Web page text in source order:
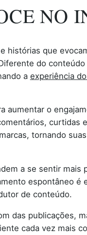
NO
histórias que
do
a experiência
aumentar o
curtidas
tornando
a se sentir mais
espontâneo é
de conteúdo.
das publicações,
cada vez mais